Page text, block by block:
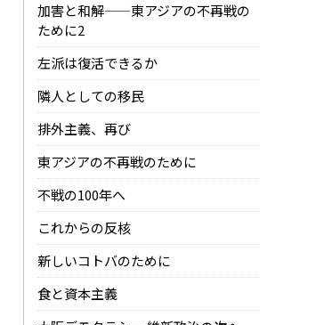
加害と和解——東アジアの不再戦の
ために2
左派は復活できるか
隣人としての移民
排外主義、再び
東アジアの不再戦のために
不戦の100年へ
これからの反核
新しいコトバのために
食と資本主義